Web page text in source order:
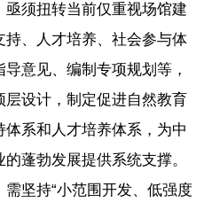
亟须扭转当前仅重视场馆建
、人才培养、社会参与体
意见、编制专项规划等，
设计，制定促进自然教育
系和人才培养体系，为中
蓬勃发展提供系统支撑。
坚持“小范围开发、低强度